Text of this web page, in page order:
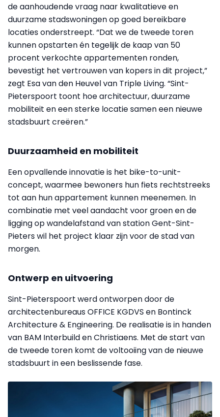
de aanhoudende vraag naar kwalitatieve en
duurzame stadswoningen op goed bereikbare
locaties onderstreept. “Dat we de tweede toren
kunnen opstarten én tegelijk de kaap van 50
procent verkochte appartementen ronden,
bevestigt het vertrouwen van kopers in dit project,”
zegt Esa van den Heuvel van Triple Living. “Sint-
Pieterspoort toont hoe architectuur, duurzame
mobiliteit en een sterke locatie samen een nieuwe
stadsbuurt creëren.”
Duurzaamheid en mobiliteit
Een opvallende innovatie is het bike-to-unit-
concept, waarmee bewoners hun fiets rechtstreeks
tot aan hun appartement kunnen meenemen. In
combinatie met veel aandacht voor groen en de
ligging op wandelafstand van station Gent-Sint-
Pieters wil het project klaar zijn voor de stad van
morgen.
Ontwerp en uitvoering
Sint-Pieterspoort werd ontworpen door de
architectenbureaus OFFICE KGDVS en Bontinck
Architecture & Engineering. De realisatie is in handen
van BAM Interbuild en Christiaens. Met de start van
de tweede toren komt de voltooiing van de nieuwe
stadsbuurt in een beslissende fase.